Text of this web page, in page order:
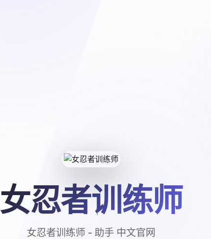
女忍者训练师
女忍者训练师 - 助手 中文官网